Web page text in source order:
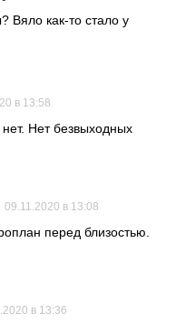
Вяло как-то стало у
в 13:58
Нет безвыходных
09.11.2020 в 13:08
перед близостью.
в 13:36